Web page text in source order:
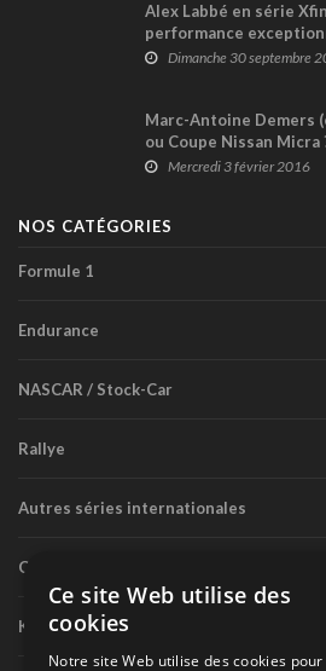
Alex Labbé en série
performance
mécanique !
Dimanche 30 septembre
Marc-Antoine Demers
ou Coupe Nissan Micra
Mercredi 3 février 2016
NOS CATÉGORIES
Formule 1
Endurance
NASCAR / Stock-Car
Rallye
Autres séries internationales
Circuit routier canadien
Karting
Ce site Web utilise des
cookies
Notre site Web utilise des cookies pour